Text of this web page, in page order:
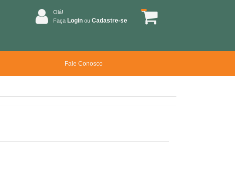
Olá!
Faça Login ou Cadastre-se
Fale Conosco